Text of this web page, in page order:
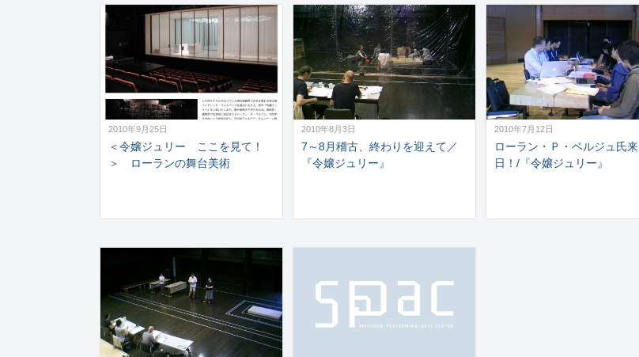
2010年9月25日
＜令嬢ジュリー ここを見て！
＞ ローランの舞台美術
2010年8月3日
7～8月稽古、終わりを迎えて／
『令嬢ジュリー』
2010年7月12日
ローラン・Ｐ・ベルジュ氏来
日！/『令嬢ジュリー』